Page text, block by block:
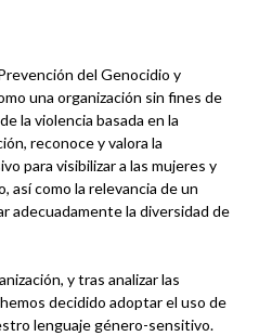
del Genocidio y
una organización sin fines de
la violencia basada en la
reconoce y valora la
para visibilizar a las mujeres y
así como la relevancia de un
adecuadamente la diversidad de
y tras analizar las
decidido adoptar el uso de
lenguaje género-sensitivo.